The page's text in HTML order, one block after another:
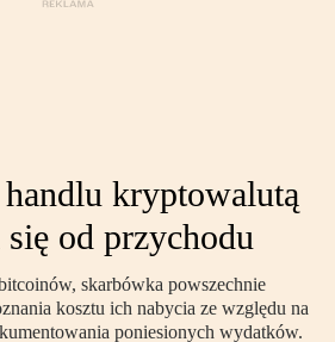
kryptowalutą
się od przychodu
skarbówka powszechnie
kosztu ich nabycia ze względu na
poniesionych wydatków.